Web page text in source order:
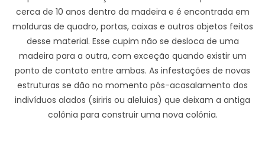
cerca de 10 anos dentro da madeira e é encontrada em
molduras de quadro, portas, caixas e outros objetos feitos
desse material. Esse cupim não se desloca de uma
madeira para a outra, com exceção quando existir um
ponto de contato entre ambas. As infestações de novas
estruturas se dão no momento pós-acasalamento dos
indivíduos alados (siriris ou aleluias) que deixam a antiga
colônia para construir uma nova colônia.